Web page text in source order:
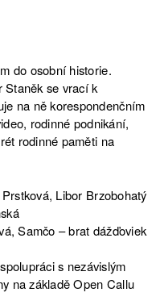
do osobní historie.
Staněk se vrací k
na ně korespondenčním
rodinné podnikání,
rodinné paměti na
Libor Brzobohatý
Samčo – brat dážďoviek
s nezávislým
na základě Open Callu